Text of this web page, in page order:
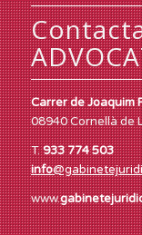
Carrer de Joaquim
08940 Cornellà de
T.933 774 503
info
www.